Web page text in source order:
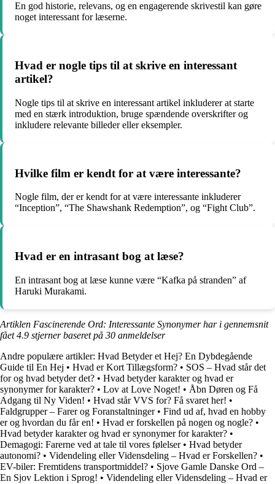
En god historie, relevans, og en engagerende skrivestil kan gøre
noget interessant for læserne.
Hvad er nogle tips til at skrive en interessant
artikel?
Nogle tips til at skrive en interessant artikel inkluderer at starte
med en stærk introduktion, bruge spændende overskrifter og
inkludere relevante billeder eller eksempler.
Hvilke film er kendt for at være interessante?
Nogle film, der er kendt for at være interessante inkluderer
“Inception”, “The Shawshank Redemption”, og “Fight Club”.
Hvad er en intrasant bog at læse?
En intrasant bog at læse kunne være “Kafka på stranden” af
Haruki Murakami.
Artiklen Fascinerende Ord: Interessante Synonymer har i gennemsnit
fået4.9 stjerner baseret på 30 anmeldelser
Andre populære artikler: Hvad Betyder et Hej? En Dybdegående
Guide til En Hej • Hvad er Kort Tillægsform? • SOS – Hvad står det
for og hvad betyder det? • Hvad betyder karakter og hvad er
synonymer for karakter? • Lov at Love Noget! • Åbn Døren og Få
Adgang til Ny Viden! • Hvad står VVS for? Få svaret her! •
Faldgrupper – Farer og Foranstaltninger• Find ud af, hvad en hobby
er og hvordan du får en! • Hvad er forskellen på nogen og nogle? •
Hvad betyder karakter og hvad er synonymer for karakter? •
Demagogi: Farerne ved at tale til vores følelser• Hvad betyder
autonomi? • Videndeling eller Vidensdeling – Hvad er Forskellen? •
EV-biler: Fremtidens transportmiddel? • Sjove Gamle Danske Ord –
En Sjov Lektion i Sprog! • Videndeling eller Vidensdeling – Hvad er